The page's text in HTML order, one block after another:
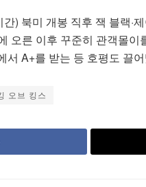
) 북미 개봉 직후 잭 블랙·
오른 이후 꾸준히 관객몰
서 A+를 받는 등 호평도 끌
오브 킹스